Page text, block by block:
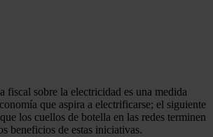
fiscal sobre la electricidad es una medida
que aspira a electrificarse; el siguiente
los cuellos de botella en las redes terminen
beneficios de estas iniciativas.